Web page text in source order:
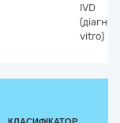
IVD
vitro)